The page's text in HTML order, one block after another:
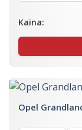
Kaina:
Opel